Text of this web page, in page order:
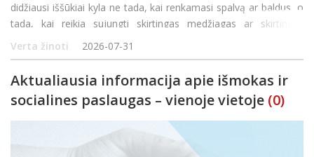
didžiausi iššūkiai kyla ne tada, kai renkamasi spalvą ar baldus, o
tada, kai reikia sujungti skirtingas medžiagas ar skirtingus
formatus. Grindų plytelės dažnai tampa tuo galvosūkiu, kuris gali
sugadinti arba, atvirkšč
Verta žinoti 2026-07-31
Aktualiausia informacija apie išmokas ir
socialines paslaugas – vienoje vietoje (0)